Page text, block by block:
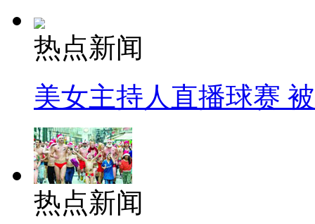
热点新闻
美女主持人直播球赛
热点新闻